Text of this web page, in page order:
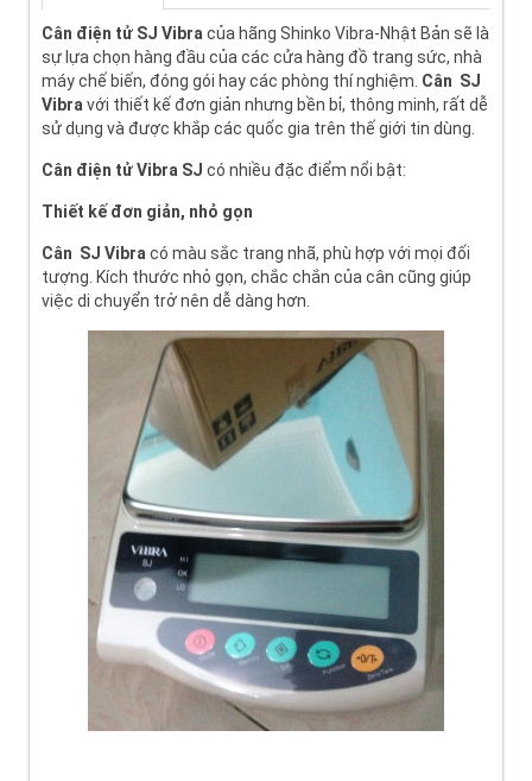
Cân điện tử SJ Vibracủa hãng Shinko Vibra-Nhật Bản sẽ là
sự lựa chọn hàng đầu của các cửa hàng đồ trang sức, nhà
máy chế biến, đóng gói hay các phòng thí nghiệm. Cân SJ
Vibravới thiết kế đơn giản nhưng bền bỉ, thông minh, rất dễ
sử dụng và được khắp các quốc gia trên thế giới tin dùng.
Cân điện tử Vibra SJ có nhiều đặc điểm nổi bật:
Thiết kế đơn giản, nhỏ gọn
Cân SJ Vibracó màu sắc trang nhã, phù hợp với mọi đối
tượng. Kích thước nhỏ gọn, chắc chắn của cân cũng giúp
việc di chuyển trở nên dễ dàng hơn.